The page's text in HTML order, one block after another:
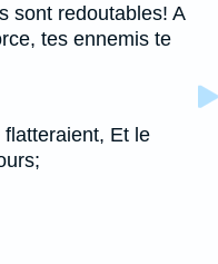
sont redoutables! A
tes ennemis te
Et le